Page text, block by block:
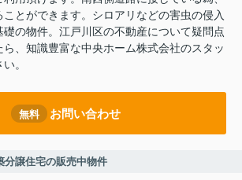
ことができます。シロアリなどの害虫の侵入
礎の物件。江戸川区の不動産について疑問点
、知識豊富な中央ホーム株式会社のスタッ
。
無料 お問い合わせ
分譲住宅の販売中物件